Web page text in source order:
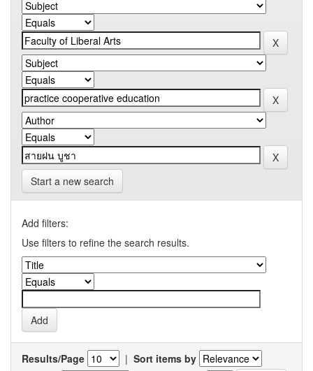
Start a new search
Add filters:
Use filters to refine the search results.
Results/Page | Sort items by